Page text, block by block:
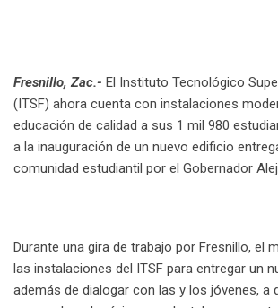
Fresnillo, Zac.- El Instituto Tecnológico
(ITSF) ahora cuenta con instalaciones
educación de calidad a sus 1 mil 980
a la inauguración de un nuevo edificio
comunidad estudiantil por el Gobernador
Durante una gira de trabajo por Fresnillo, el
las instalaciones del ITSF para entregar un
además de dialogar con las y los jóvenes, a